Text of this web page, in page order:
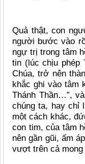
Quả thật, con
người bước vào
ngự trị trong tâm
tin (lúc chịu phép
Chúa, trở nên
khắc ghi vào tâm
Thánh Thần…”,
chúng ta, hay chỉ
một cách khác,
con tim, của tâm
nên gần gũi, ấm á
vượt trên cả